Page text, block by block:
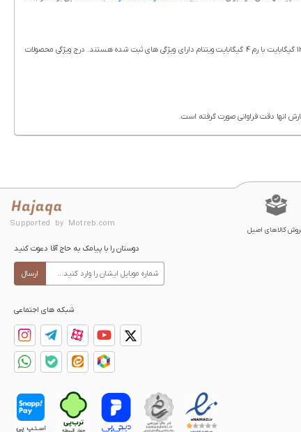
ویژگی های گوشی سامسونگ Galaxy A16 4G ظرفیت 128 گیگابایت با رم 4 گیگابایت ویتنام در سایت حاج آقا درج شده است. تمامی محصولات حاج آقا از جمله گوشی سامسونگ Galaxy A16 4G ظرفیت 128 گیگابایت با رم 4 گیگابایت ویتنام دارای ویژگی های ثبت شده هستند. درج ویژگی محصولات
کالاهای اصیل
Supported by Motreb.com
دوستان را با پیامک به حاج آقا دعوت کنید
ارسال
شبکه های اجتماعی